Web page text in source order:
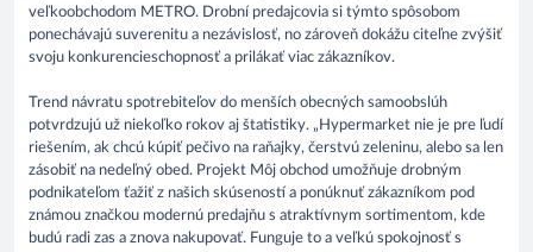
veľkoobchodom METRO. Drobní predajcovia si týmto spôsobom
ponechávajú suverenitu a nezávislosť, no zároveň dokážu citeľne zvýšiť
svoju konkurencieschopnosť a prilákať viac zákazníkov.
Trend návratu spotrebiteľov do menších obecných samoobslúh
potvrdzujú už niekoľko rokov aj štatistiky. „Hypermarket nie je pre ľudí
riešením, ak chcú kúpiť pečivo na raňajky, čerstvú zeleninu, alebo sa len
zásobiť na nedeľný obed. Projekt Môj obchod umožňuje drobným
podnikateľom ťažiť z našich skúseností a ponúknuť zákazníkom pod
známou značkou modernú predajňu s atraktívnym sortimentom, kde
budú radi zas a znova nakupovať. Funguje to a veľkú spokojnosť s